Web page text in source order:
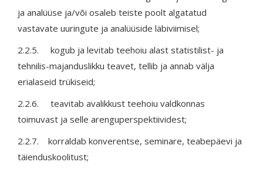
ja analüüse ja/või osaleb teiste poolt algatatud
vastavate uuringute ja analüüside läbiviimisel;
2.2.5. kogub ja levitab teehoiu alast statistilist- ja
tehnilis-majanduslikku teavet, tellib ja annab välja
erialaseid trükiseid;
2.2.6. teavitab avalikkust teehoiu valdkonnas
toimuvast ja selle arenguperspektiividest;
2.2.7. korraldab konverentse, seminare, teabepäevi ja
täienduskoolitust;